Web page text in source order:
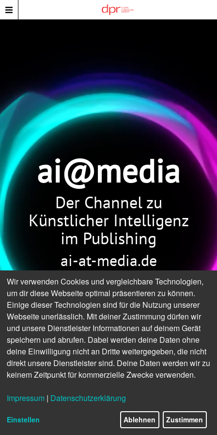
ai@media
Der Channel zu
Künstlicher Intelligenz
im Publishing
ai-at-media.de
Wir verwenden Cookies und vergleichbare Technologien,
um dir diese Webseite optimal präsentieren zu können.
Einige dieser Technologien sind für die Nutzung unserer
Webseite unerlässlich. Mit deiner Zustimmung dürfen wir
und unsere Dienstleister Informationen auf deinem Gerät
speichern und abrufen. Dabei werden deine Daten ohne
deine Einwilligung nicht an Dritte weitergegeben, die nicht
direkt unsere Dienstleister sind. Deine Daten werden wir zu
keinem Zeitpunkt für kommerzielle Zwecke verwenden.
Impressum | Datenschutzerklärung
Einstellen Ablehnen Zustimmen